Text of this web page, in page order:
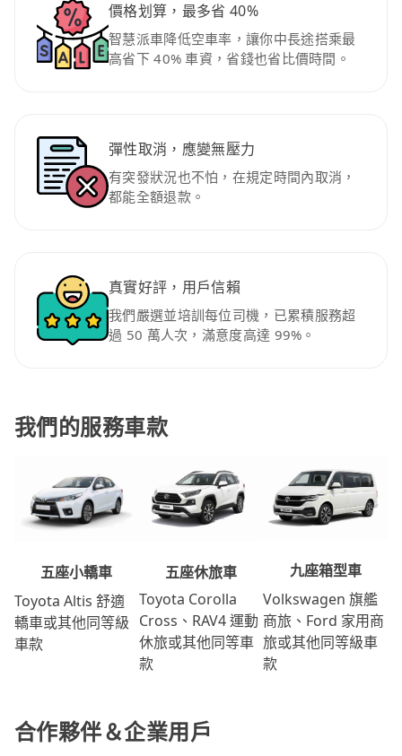
價格划算，最多省 40%
智慧派車降低空車率，讓你中長途搭乘最
高省下 40% 車資，省錢也省比價時間。
彈性取消，應變無壓力
有突發狀況也不怕，在規定時間內取消，
都能全額退款。
真實好評，用戶信賴
我們嚴選並培訓每位司機，已累積服務超
過 50 萬人次，滿意度高達 99%。
我們的服務車款
五座小轎車
Toyota Altis 舒適
轎車或其他同等級
車款
五座休旅車
Toyota Corolla
Cross、RAV4 運動
休旅或其他同等車
款
九座箱型車
Volkswagen 旗艦
商旅、Ford 家用商
旅或其他同等級車
款
合作夥伴＆企業用戶